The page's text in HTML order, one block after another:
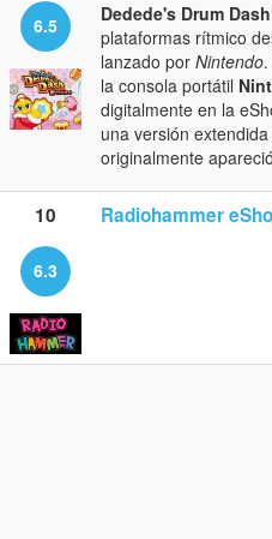
6.5 Dedede's Drum
plataformas rítmico
lanzado por Nintendo
la consola portátil
digitalmente en la
una versión
originalmente
10 Radiohammer
6.3